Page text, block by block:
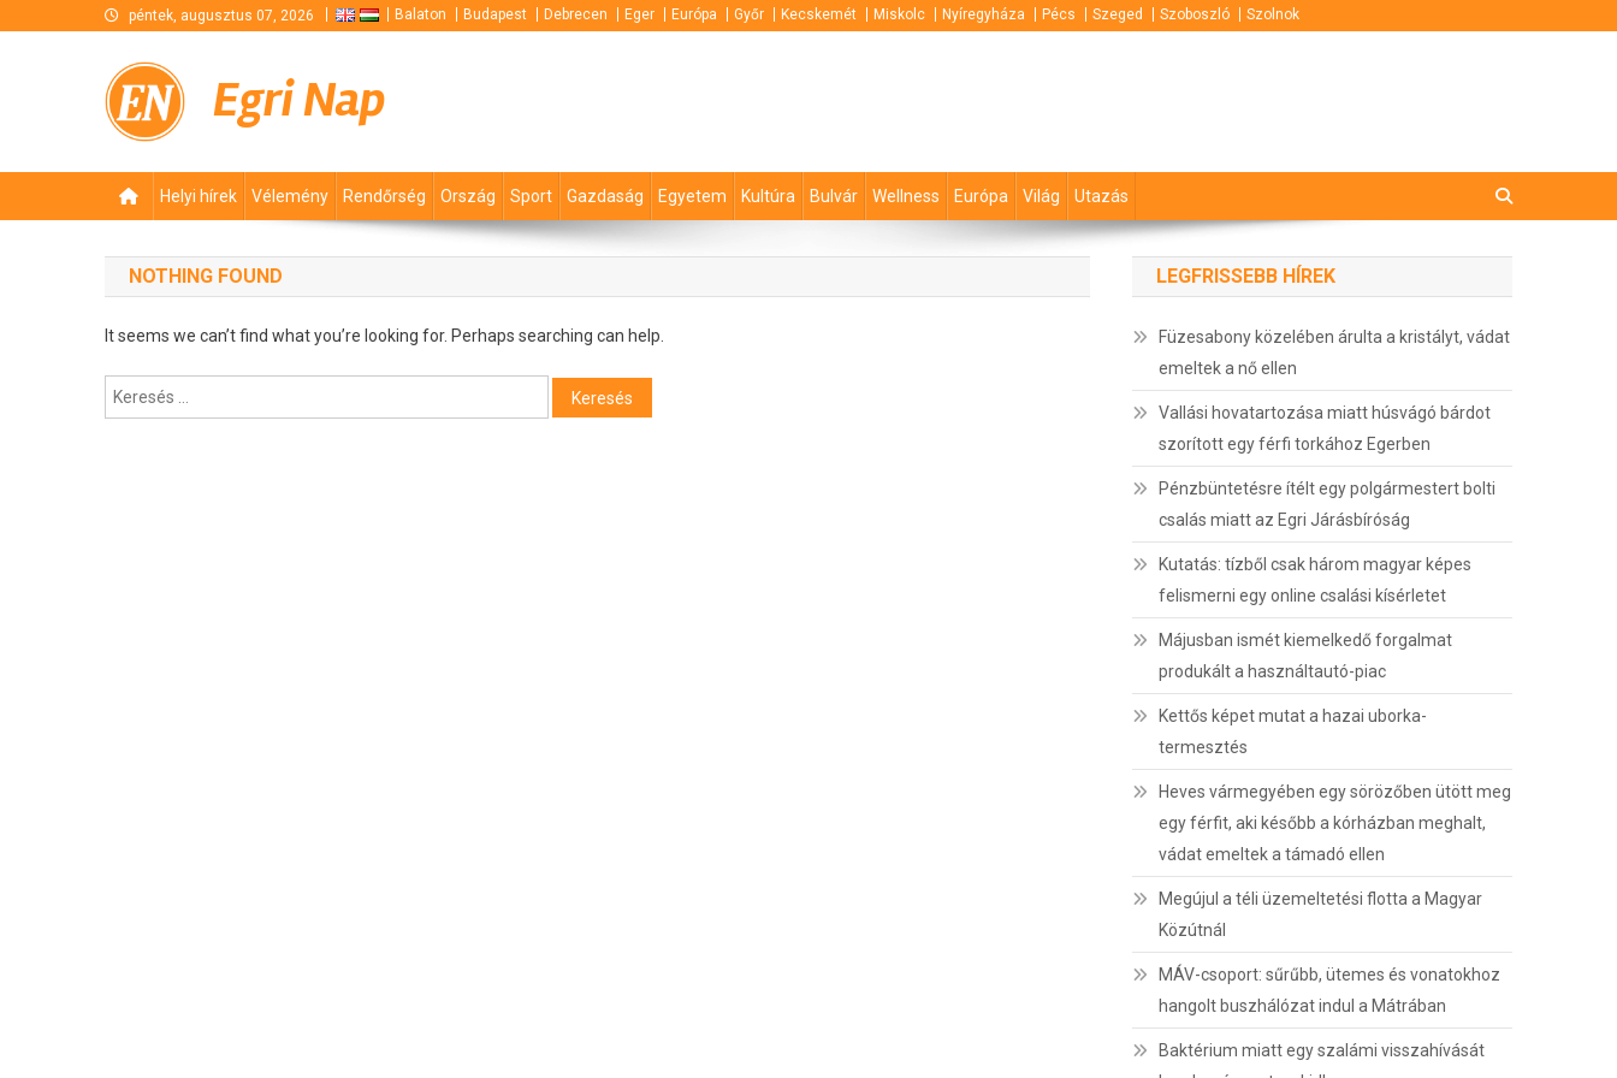
péntek, augusztus 07, 2026 Balaton Budapest Debrecen Eger Európa Győr Kecskemét Miskolc Nyíregyháza Pécs Szeged Szoboszló Szolnok
Egri Nap
Helyi hírek Vélemény Rendőrség Ország Sport Gazdaság Egyetem Kultúra Bulvár Wellness Európa Világ Utazás
NOTHING FOUND
It seems we can’t find what you’re looking for. Perhaps searching can help.
Keresés:
LEGFRISSEBB HÍREK
Füzesabony közelében árulta a kristályt, vádat
emeltek a nő ellen
Vallási hovatartozása miatt húsvágó bárdot
szorított egy férfi torkához Egerben
Pénzbüntetésre ítélt egy polgármestert bolti
csalás miatt az Egri Járásbíróság
Kutatás: tízből csak három magyar képes
felismerni egy online csalási kísérletet
Májusban ismét kiemelkedő forgalmat
produkált a használtautó-piac
Kettős képet mutat a hazai uborka-
termesztés
Heves vármegyében egy sörözőben ütött meg
egy férfit, aki később a kórházban meghalt,
vádat emeltek a támadó ellen
Megújul a téli üzemeltetési flotta a Magyar
Közútnál
MÁV-csoport: sűrűbb, ütemes és vonatokhoz
hangolt buszhálózat indul a Mátrában
Baktérium miatt egy szalámi visszahívását